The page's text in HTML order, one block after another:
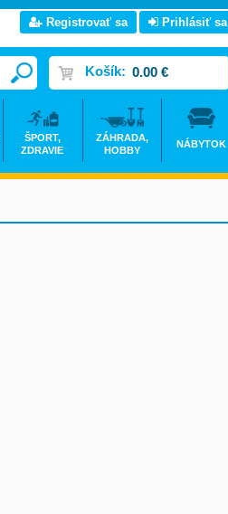
Registrovať sa Prihlásiť sa
Košík: 0.00 €
ŠPORT,
ZDRAVIE
ZÁHRADA,
HOBBY
NÁBYTOK